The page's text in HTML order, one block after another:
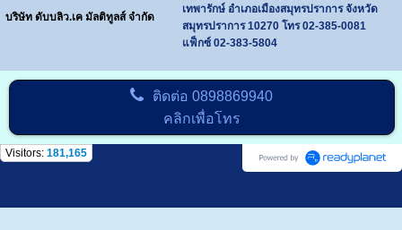
บริษัท ดับบลิว.เค มัลติทูลส์ จำกัด
เทพารักษ์ อำเภอเมืองสมุทรปราการ จังหวัด
สมุทรปราการ 10270 โทร02-385-0081
แฟ็กซ์ 02-383-5804
ติดต่อ0898869940
คลิกเพื่อโทร
Visitors: 181,165